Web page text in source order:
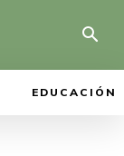
EDUCACIÓN